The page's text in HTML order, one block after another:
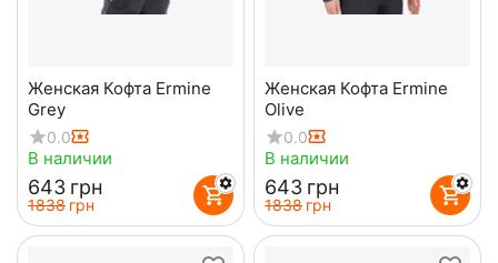
Женская Кофта Ermine
Grey
0.0
В наличии
‍643‍ грн
‍1838‍ грн
Женская Кофта Ermine
Olive
0.0
В наличии
‍643‍ грн
‍1838‍ грн